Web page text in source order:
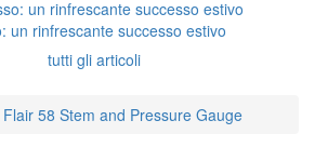
un rinfrescante successo estivo
tutti gli articoli
Flair 58 Stem and Pressure Gauge